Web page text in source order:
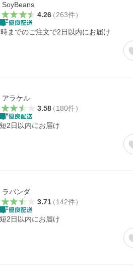
SoyBeans
4.26（263件）
までのご注文で2日以内にお届け
アラケル
3.58（180件）
2日以内にお届け
ラバンダ
3.71（142件）
2日以内にお届け